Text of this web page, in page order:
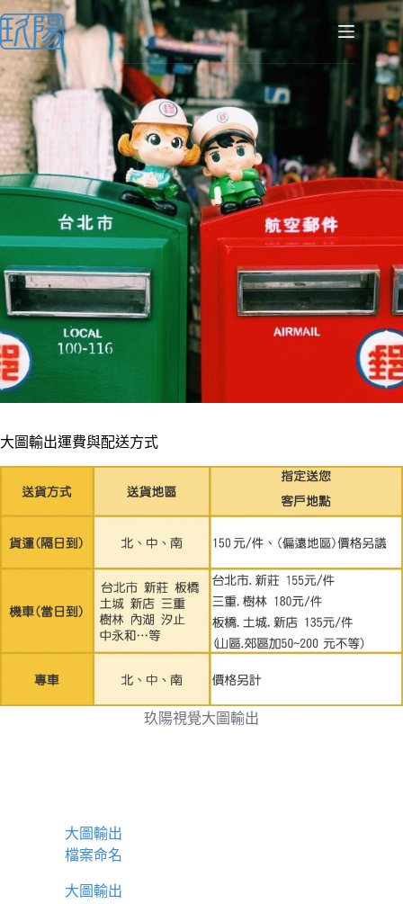
跳
至
主
要
內
容
大圖輸出運費與配送方式
玖陽視覺大圖輸出
大圖輸出
檔案命名
大圖輸出